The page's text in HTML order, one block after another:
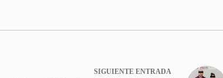
SIGUIENTE ENTRADA